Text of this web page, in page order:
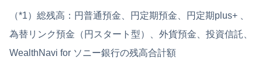
（*1）総残高：円普通預金、円定期預金、円定期plus+ 、
為替リンク預金（円スタート型）、外貨預金、投資信託、
WealthNavi for ソニー銀行の残高合計額